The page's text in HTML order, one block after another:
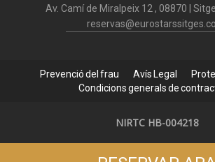
Av. Camí de Miralpeix 12 , 08870
Prevenció del frau Avís Legal
Condicions generals de
NIRTC HB-004218